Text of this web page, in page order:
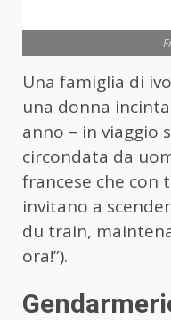
Una famiglia di
una donna
anno – in viaggio
circondata da
francese che con
invitano a
du train,
ora!”).